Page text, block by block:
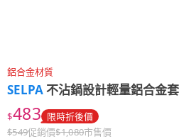
鋁合金材質
SELPA不沾鍋設計輕量鋁合金
$483 限時折後價
$549促銷價$1,080市售價